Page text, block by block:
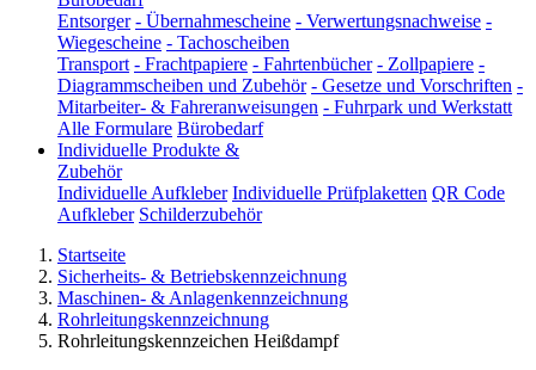
Entsorger - Übernahmescheine - Verwertungsnachweise -
Wiegescheine - Tachoscheiben
Transport - Frachtpapiere - Fahrtenbücher - Zollpapiere -
Diagrammscheiben und Zubehör - Gesetze und Vorschriften -
Mitarbeiter- & Fahreranweisungen - Fuhrpark und Werkstatt
Alle Formulare Bürobedarf
Individuelle Produkte &
Zubehör
Individuelle Aufkleber Individuelle Prüfplaketten QR Code
Aufkleber Schilderzubehör
Startseite
Sicherheits- & Betriebskennzeichnung
Maschinen- & Anlagenkennzeichnung
Rohrleitungskennzeichnung
Rohrleitungskennzeichen Heißdampf